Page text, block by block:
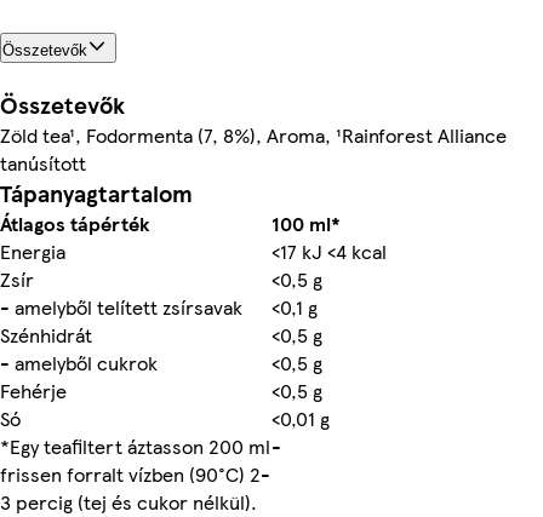
Összetevők
Összetevők
Zöld tea¹, Fodormenta (7, 8%), Aroma, ¹Rainforest Alliance
tanúsított
Tápanyagtartalom
Átlagos tápérték
100 ml*
Energia
<17 kJ <4 kcal
Zsír
<0,5 g
- amelyből telített zsírsavak
<0,1 g
Szénhidrát
<0,5 g
- amelyből cukrok
<0,5 g
Fehérje
<0,5 g
Só
<0,01 g
*Egy teafiltert áztasson 200 ml
frissen forralt vízben (90°C) 2-
3 percig (tej és cukor nélkül).
-